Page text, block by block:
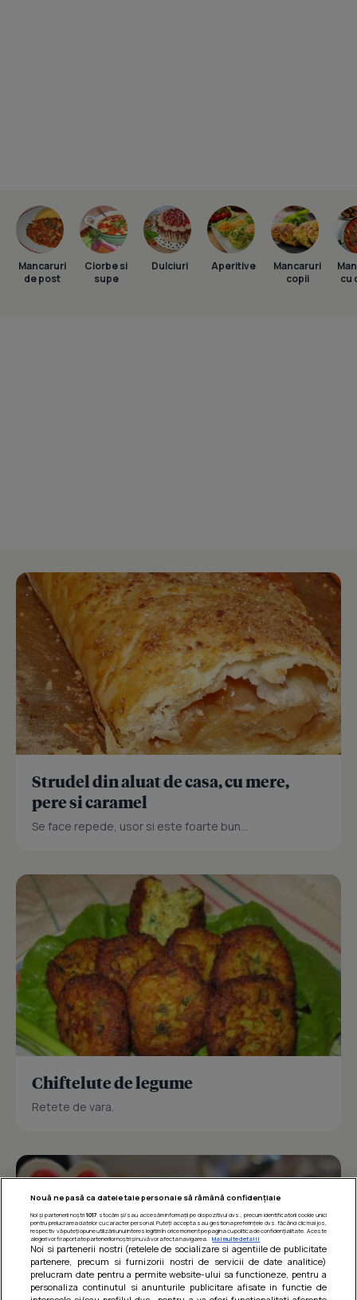
Mancaruri
de post
Ciorbe si
supe
Dulciuri Aperitive
Mancaruri
copii
cu
Strudel din aluat de casa, cu mere,
pere si caramel
Se face repede, usor si este foarte bun...
Chiftelute de legume
Retete de vara.
Nouă ne pasă ca datele tale personale să rămână confidențiale
Noi și partenerii noștri 1017 stocăm și/sau accesăm informații pe dispozitivul dvs., precum identificatorii cookie unici
pentru prelucrarea datelor cu caracter personal. Puteți accepta sau gestiona preferințele dvs. făcând clic mai jos,
respectiv vă puteți opune utilizării unui interes legitim în orice moment pe pagina cu politica de confidențialitate. Aceste
alegeri vor fi raportate partenerilor noștri și nu vă vor afecta navigarea.
Mai multe detalii
Noi si partenerii nostri (retelele de socializare si agentiile de publicitate
partenere, precum si furnizorii nostri de servicii de date analitice)
prelucram date pentru a permite website-ului sa functioneze, pentru a
personaliza continutul si anunturile publicitare afisate in functie de